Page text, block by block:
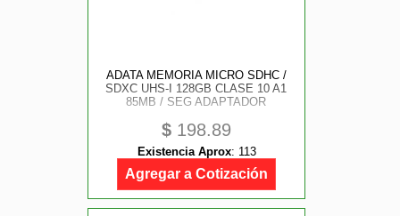
ADATA MEMORIA MICRO SDHC /
SDXC UHS-I 128GB CLASE 10 A1
85MB / SEG ADAPTADOR
$ 198.89
Existencia Aprox: 113
Agregar a Cotización